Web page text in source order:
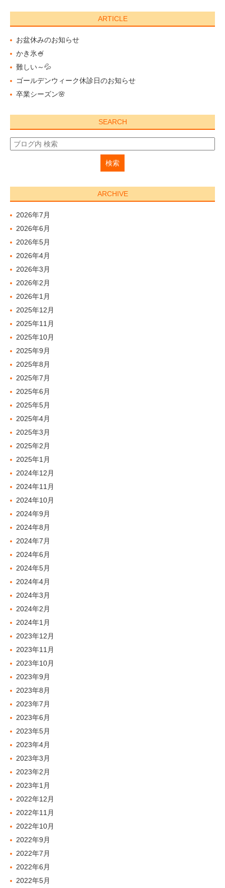
ARTICLE
お盆休みのお知らせ
かき氷🍧
難しい～💦
ゴールデンウィーク休診日のお知らせ
卒業シーズン🌸
SEARCH
ARCHIVE
2026年7月
2026年6月
2026年5月
2026年4月
2026年3月
2026年2月
2026年1月
2025年12月
2025年11月
2025年10月
2025年9月
2025年8月
2025年7月
2025年6月
2025年5月
2025年4月
2025年3月
2025年2月
2025年1月
2024年12月
2024年11月
2024年10月
2024年9月
2024年8月
2024年7月
2024年6月
2024年5月
2024年4月
2024年3月
2024年2月
2024年1月
2023年12月
2023年11月
2023年10月
2023年9月
2023年8月
2023年7月
2023年6月
2023年5月
2023年4月
2023年3月
2023年2月
2023年1月
2022年12月
2022年11月
2022年10月
2022年9月
2022年7月
2022年6月
2022年5月